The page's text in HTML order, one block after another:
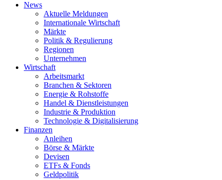
News
Aktuelle Meldungen
Internationale Wirtschaft
Märkte
Politik & Regulierung
Regionen
Unternehmen
Wirtschaft
Arbeitsmarkt
Branchen & Sektoren
Energie & Rohstoffe
Handel & Dienstleistungen
Industrie & Produktion
Technologie & Digitalisierung
Finanzen
Anleihen
Börse & Märkte
Devisen
ETFs & Fonds
Geldpolitik